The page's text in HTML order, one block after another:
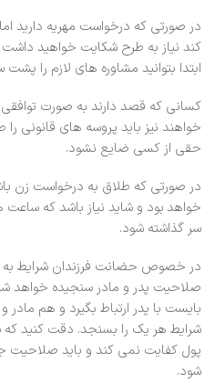
در صورتی که درخواست مهریه دارید
کند نیاز به طرح شکایت خواهید
ابتدا بتوانید مشاوره های لازم را پشت
کسانی که قصد دارند به صورت
خواهند نیز باید پروسه های قانونی
حقی از کسی ضایع نشود.
در صورتی که طلاق به درخواست زن
خواهد بود و شاید نیاز باشد که
سر گذاشته شود.
در خصوص حضانت فرزندان شرایط
صلاحیت پدر و مادر سنجیده خواهد
بایست با پدر ارتباط بگیرد و هم
شرایط هر یک را بسنجد. دقت کنید که
پول کفایت نمی کند و باید
شود.